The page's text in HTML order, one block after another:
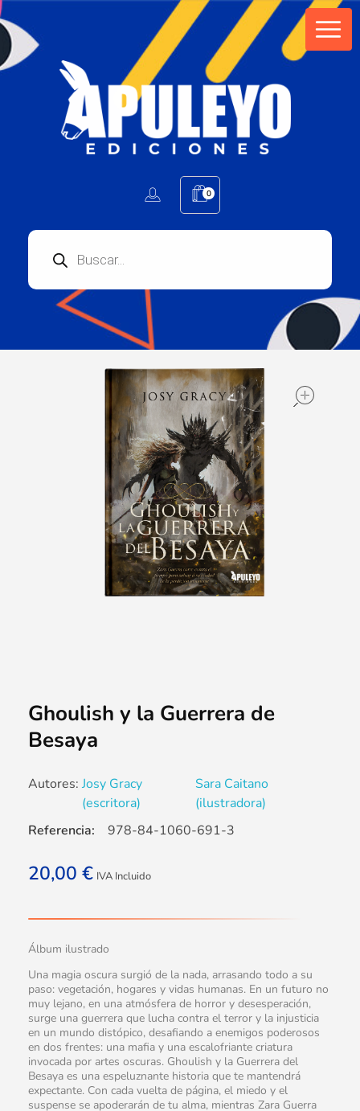
0
Ghoulish y la Guerrera de
Besaya
Autores: Josy Gracy
(escritora)
Sara Caitano
(ilustradora)
20,00 € IVA Incluido
Álbum ilustrado
Una magia oscura surgió de la nada, arrasando todo a su
paso: vegetación, hogares y vidas humanas. En un futuro no
muy lejano, en una atmósfera de horror y desesperación,
surge una guerrera que lucha contra el terror y la injusticia
en un mundo distópico, desafiando a enemigos poderosos
en dos frentes: una mafia y una escalofriante criatura
invocada por artes oscuras. Ghoulish y la Guerrera del
Besaya es una espeluznante historia que te mantendrá
expectante. Con cada vuelta de página, el miedo y el
suspense se apoderarán de tu alma, mientras Zara Guerra
Referencia: 978-84-1060-691-3